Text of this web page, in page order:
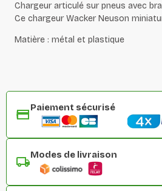
Chargeur articulé sur pneus avec
Ce chargeur Wacker Neuson
Matière : métal et plastique
Paiement sécurisé
Modes de livraison